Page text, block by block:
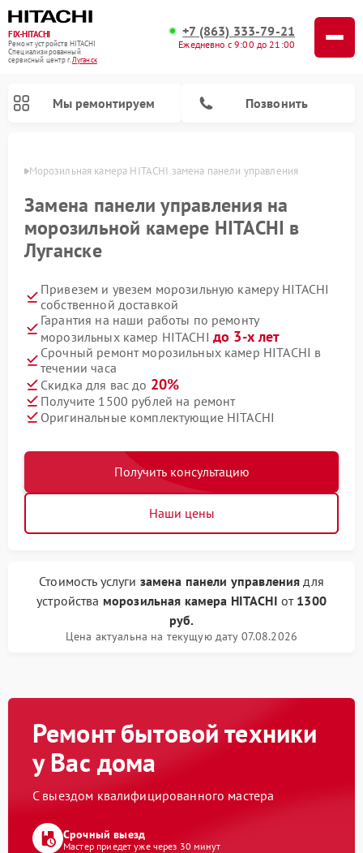
FIX-HITACHI
Ремонт устройств HITACHI
Специализированный
cервисный центр г.Луганск
+7 (863) 333-79-21
Ежедневно с 9:00 до 21:00
Мы ремонтируем Позвонить
Морозильная камера HITACHI замена панели управления
Замена панели управления на
морозильной камере HITACHI в
Луганске
Привезем и увезем морозильную камеру HITACHI
собственной доставкой
Гарантия на наши работы по ремонту
морозильных камер HITACHI до 3-х лет
Срочный ремонт морозильных камер HITACHI в
течении часа
Скидка для вас до 20%
Получите 1500 рублей на ремонт
Оригинальные комплектующие HITACHI
Получить консультацию
Наши цены
Стоимость услуги замена панели управления для
устройства морозильная камера HITACHI от 1300
руб.
Цена актуальна на текущую дату 07.08.2026
Ремонт бытовой техники
у Вас дома
С выездом квалифицированного мастера
Срочный выезд
Мастер приедет уже через 30 минут